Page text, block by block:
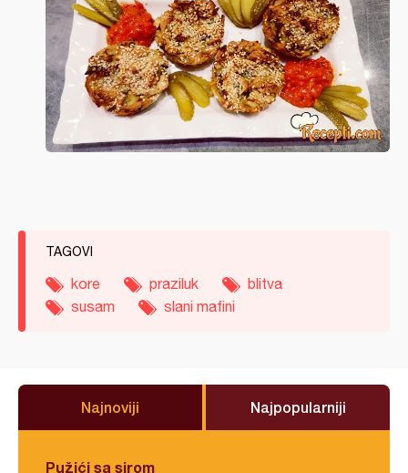
TAGOVI
kore praziluk
blitva
susam
slani mafini
Najnoviji Najpopularniji
Pužići sa sirom